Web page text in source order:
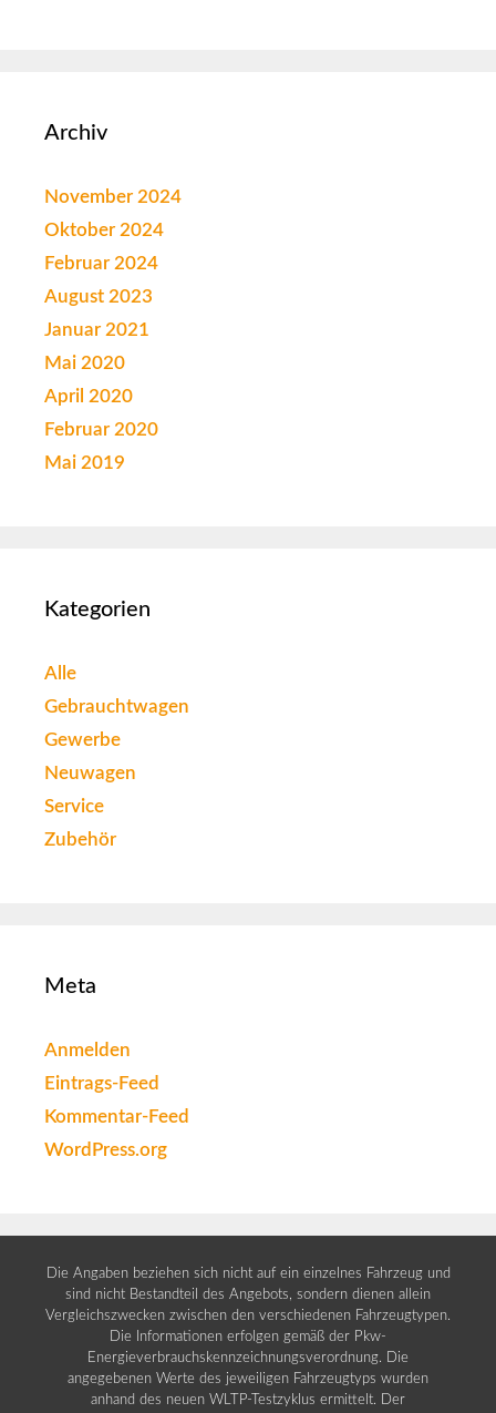
Archiv
November 2024
Oktober 2024
Februar 2024
August 2023
Januar 2021
Mai 2020
April 2020
Februar 2020
Mai 2019
Kategorien
Alle
Gebrauchtwagen
Gewerbe
Neuwagen
Service
Zubehör
Meta
Anmelden
Eintrags-Feed
Kommentar-Feed
WordPress.org
Die Angaben beziehen sich nicht auf ein einzelnes Fahrzeug und
sind nicht Bestandteil des Angebots, sondern dienen allein
Vergleichszwecken zwischen den verschiedenen Fahrzeugtypen.
Die Informationen erfolgen gemäß der Pkw-
Energieverbrauchskennzeichnungsverordnung. Die
angegebenen Werte des jeweiligen Fahrzeugtyps wurden
anhand des neuen WLTP-Testzyklus ermittelt. Der